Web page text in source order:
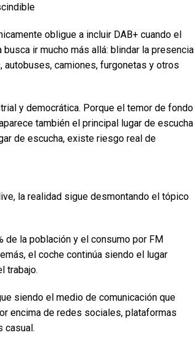
obligue a incluir DAB+ cuando el
ir mucho más allá: blindar la presencia
camiones, furgonetas y otros
y democrática. Porque el temor de fondo
también el principal lugar de escucha
de escucha, existe riesgo real de
la realidad sigue desmontando el tópico
de la población y el consumo por FM
el coche continúa siendo el lugar
trabajo.
siendo el medio de comunicación que
encima de redes sociales, plataformas
casual.